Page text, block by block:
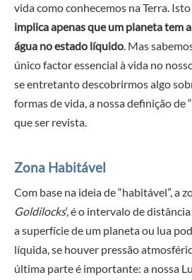
vida como conhecemos na Terra.
implica apenas que um planeta tem
água no estado líquido. Mas
único factor essencial à vida no
se entretanto descobrirmos algo
formas de vida, a nossa definição de
que ser revista.
Zona Habitável
Com base na ideia de “habitável”, a
Goldilocks‘, é o intervalo de
a superfície de um planeta ou lua
líquida, se houver pressão
última parte é importante: a nossa